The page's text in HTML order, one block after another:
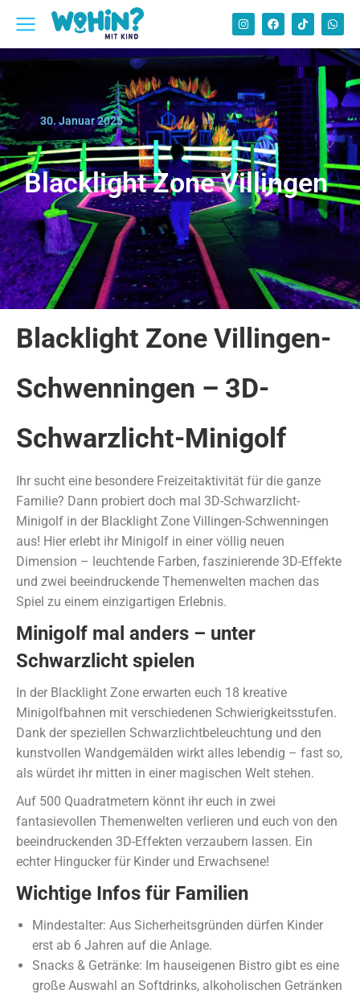
30. Januar 2025
Blacklight Zone Villingen
Blacklight Zone Villingen-
Schwenningen – 3D-
Schwarzlicht-Minigolf
Ihr sucht eine besondere Freizeitaktivität für die ganze
Familie? Dann probiert doch mal 3D-Schwarzlicht-
Minigolf in der Blacklight Zone Villingen-Schwenningen
aus! Hier erlebt ihr Minigolf in einer völlig neuen
Dimension – leuchtende Farben, faszinierende 3D-Effekte
und zwei beeindruckende Themenwelten machen das
Spiel zu einem einzigartigen Erlebnis.
Minigolf mal anders – unter
Schwarzlicht spielen
In der Blacklight Zone erwarten euch 18 kreative
Minigolfbahnen mit verschiedenen Schwierigkeitsstufen.
Dank der speziellen Schwarzlichtbeleuchtung und den
kunstvollen Wandgemälden wirkt alles lebendig – fast so,
als würdet ihr mitten in einer magischen Welt stehen.
Auf 500 Quadratmetern könnt ihr euch in zwei
fantasievollen Themenwelten verlieren und euch von den
beeindruckenden 3D-Effekten verzaubern lassen. Ein
echter Hingucker für Kinder und Erwachsene!
Wichtige Infos für Familien
Mindestalter: Aus Sicherheitsgründen dürfen Kinder
erst ab 6 Jahren auf die Anlage.
Snacks & Getränke: Im hauseigenen Bistro gibt es eine
große Auswahl an Softdrinks, alkoholischen Getränken